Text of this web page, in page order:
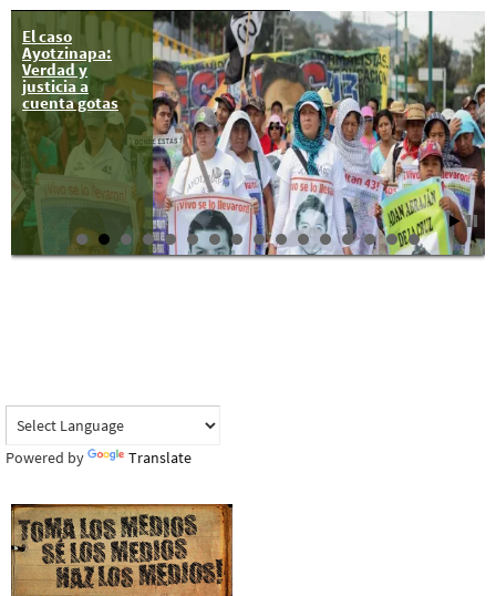
El caso
Ayotzinapa:
Verdad y
justicia a
cuenta gotas
Powered by Translate